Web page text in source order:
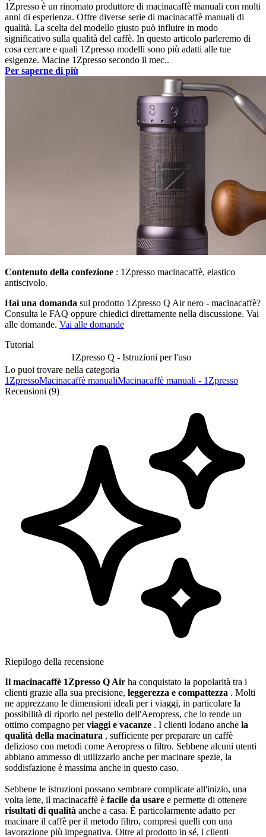
1Zpresso è un rinomato produttore di macinacaffè manuali con molti
anni di esperienza. Offre diverse serie di macinacaffè manuali di
qualità. La scelta del modello giusto può influire in modo
significativo sulla qualità del caffè. In questo articolo parleremo di
cosa cercare e quali 1Zpresso modelli sono più adatti alle tue
esigenze. Macine 1Zpresso secondo il mec..
Per saperne di più
Contenuto della confezione : 1Zpresso macinacaffè, elastico
antiscivolo.
Hai una domanda sul prodotto 1Zpresso Q Air nero - macinacaffè?
Consulta le FAQ oppure chiedici direttamente nella discussione. Vai
alle domande. Vai alle domande
Tutorial
1Zpresso Q - Istruzioni per l'uso
Lo puoi trovare nella categoria
1ZpressoMacinacaffè manualiMacinacaffè manuali - 1Zpresso
Recensioni (9)
Riepilogo della recensione
Il macinacaffè 1Zpresso Q Air ha conquistato la popolarità tra i
clienti grazie alla sua precisione, leggerezza e compattezza . Molti
ne apprezzano le dimensioni ideali per i viaggi, in particolare la
possibilità di riporlo nel pestello dell'Aeropress, che lo rende un
ottimo compagno perviaggi e vacanze . I clienti lodano anche la
qualità della macinatura , sufficiente per preparare un caffè
delizioso con metodi come Aeropress o filtro. Sebbene alcuni utenti
abbiano ammesso di utilizzarlo anche per macinare spezie, la
soddisfazione è massima anche in questo caso.
Sebbene le istruzioni possano sembrare complicate all'inizio, una
volta lette, il macinacaffè è facile da usare e permette di ottenere
risultati di qualità anche a casa. È particolarmente adatto per
macinare il caffè per il metodo filtro, compresi quelli con una
lavorazione più impegnativa. Oltre al prodotto in sé, i clienti